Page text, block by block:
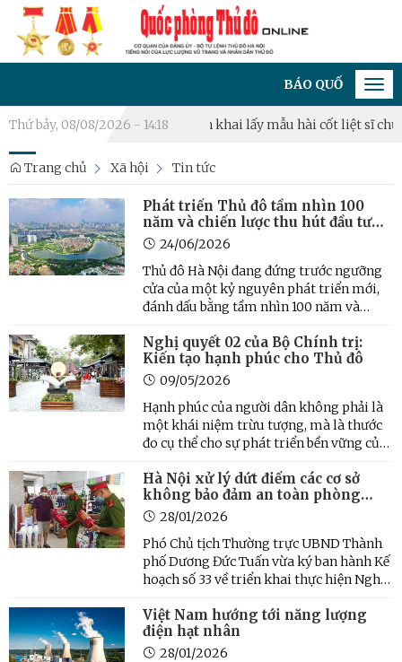
BÁO QUỐC PHÒNG
Thứ bảy, 08/08/2026 - 14:18
thủ năm 2026 Triển khai lấy mẫu hài cốt liệt sĩ chưa
Trang chủ Xã hội Tin tức
Phát triển Thủ đô tầm nhìn 100
năm và chiến lược thu hút đầu tư
đột phá
24/06/2026
Thủ đô Hà Nội đang đứng trước ngưỡng
cửa của một kỷ nguyên phát triển mới,
đánh dấu bằng tầm nhìn 100 năm và
Với việc công bố Quy hoạch tổng thể Thủ
đô và tổ chức Hội nghị Xúc tiến Đầu tư
năm 2026, Hà Nội ...
Nghị quyết 02 của Bộ Chính trị:
Kiến tạo hạnh phúc cho Thủ đô
09/05/2026
Hạnh phúc của người dân không phải là
một khái niệm trừu tượng, mà là thước
đo cụ thể cho sự phát triển bền vững của
bước vào kỷ nguyên mới, Nghị quyết số
02-NQ/TW ngày 17/3/2026 của Bộ Chính
trị đã đặt nền ...
Hà Nội xử lý dứt điểm các cơ sở
không bảo đảm an toàn phòng
cháy, chữa cháy
28/01/2026
Phó Chủ tịch Thường trực UBND Thành
phố Dương Đức Tuấn vừa ký ban hành Kế
hoạch số 33 về triển khai thực hiện Nghị
27/11/2025 của HĐND Thành phố quy
định về việc xử lý các cơ sở không đảm
bảo yêu cầu về phòng cháy và ...
Việt Nam hướng tới năng lượng
điện hạt nhân
28/01/2026